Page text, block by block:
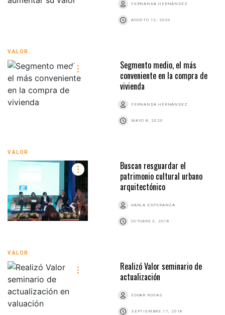
FERNANDA HERNÁNDEZ
AGOSTO 12, 2020
VALOR
Segmento medio, el más
conveniente en la compra de
vivienda
FERNANDA HERNÁNDEZ
MAYO 8, 2020
VALOR
Buscan resguardar el
patrimonio cultural urbano
arquitectónico
KARLA ESPERANZA
OCTUBRE 3, 2018
VALOR
Realizó Valor seminario de
actualización
EDGAR ROSAS
SEPTIEMBRE 17, 2018